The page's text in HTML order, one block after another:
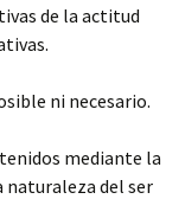
de la actitud
ni necesario.
mediante la
naturaleza del ser